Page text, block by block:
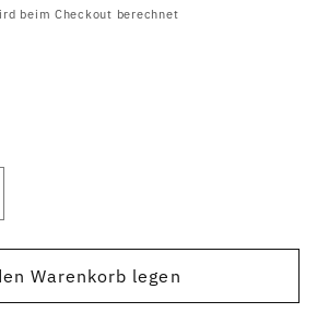
beim Checkout berechnet
Warenkorb legen